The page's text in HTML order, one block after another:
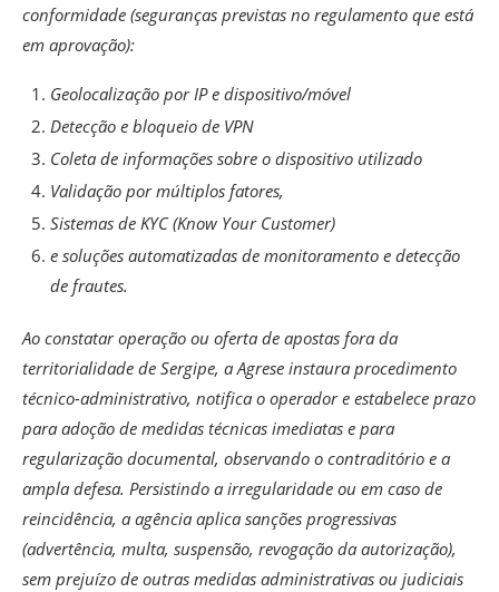
conformidade (seguranças previstas no regulamento que está
em aprovação):
Geolocalização por IP e dispositivo/móvel
Detecção e bloqueio de VPN
Coleta de informações sobre o dispositivo utilizado
Validação por múltiplos fatores,
Sistemas de KYC (Know Your Customer)
e soluções automatizadas de monitoramento e detecção
de frautes.
Ao constatar operação ou oferta de apostas fora da
territorialidade de Sergipe, a Agrese instaura procedimento
técnico-administrativo, notifica o operador e estabelece prazo
para adoção de medidas técnicas imediatas e para
regularização documental, observando o contraditório e a
ampla defesa. Persistindo a irregularidade ou em caso de
reincidência, a agência aplica sanções progressivas
(advertência, multa, suspensão, revogação da autorização),
sem prejuízo de outras medidas administrativas ou judiciais